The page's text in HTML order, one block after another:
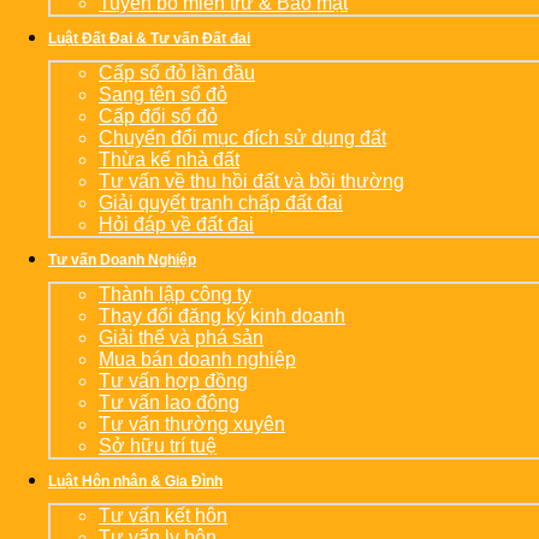
Luật Đất Đai & Tư vấn Đất đai
Cấp sổ đỏ lần đầu
Sang tên sổ đỏ
Cấp đổi sổ đỏ
Chuyển đổi mục đích sử dụng đất
Thừa kế nhà đất
Tư vấn về thu hồi đất và bồi thường
Giải quyết tranh chấp đất đai
Hỏi đáp về đất đai
Tư vấn Doanh Nghiệp
Thành lập công ty
Thay đổi đăng ký kinh doanh
Giải thể và phá sản
Mua bán doanh nghiệp
Tư vấn hợp đồng
Tư vấn lao động
Tư vấn thường xuyên
Sở hữu trí tuệ
Luật Hôn nhân & Gia Đình
Tư vấn kết hôn